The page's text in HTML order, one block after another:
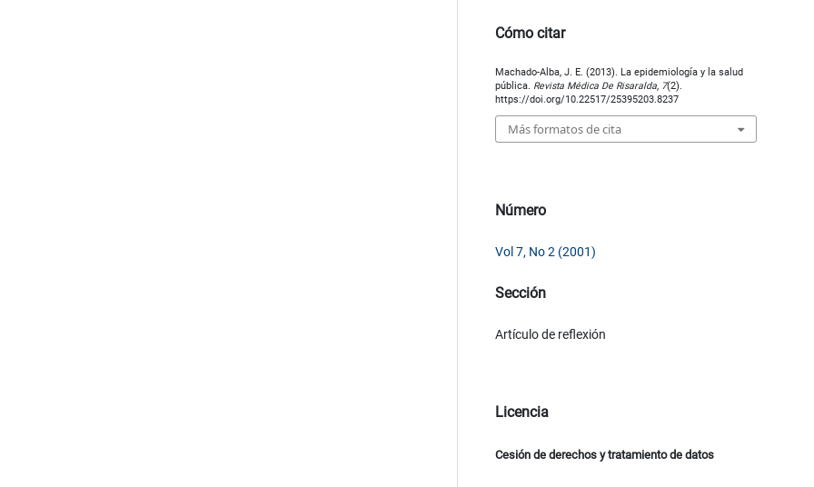
Cómo citar
Machado-Alba, J. E. (2013). La epidemiología y la salud
pública. Revista Médica De Risaralda, 7(2).
https://doi.org/10.22517/25395203.8237
Más formatos de cita
Número
Vol 7, No 2 (2001)
Sección
Artículo de reflexión
Licencia
Cesión de derechos y tratamiento de datos